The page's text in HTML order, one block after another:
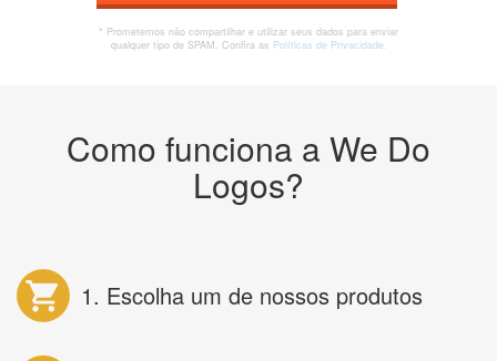
* Prometemos não compartilhar e utilizar seus dados para enviar
qualquer tipo de SPAM. Confira as Políticas de Privacidade.
Como funciona a We Do
Logos?
1. Escolha um de nossos produtos